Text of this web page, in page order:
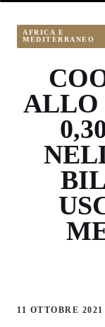
AFRICA E
MEDITERRANEO
ALLO
11 OTTOBRE 2021